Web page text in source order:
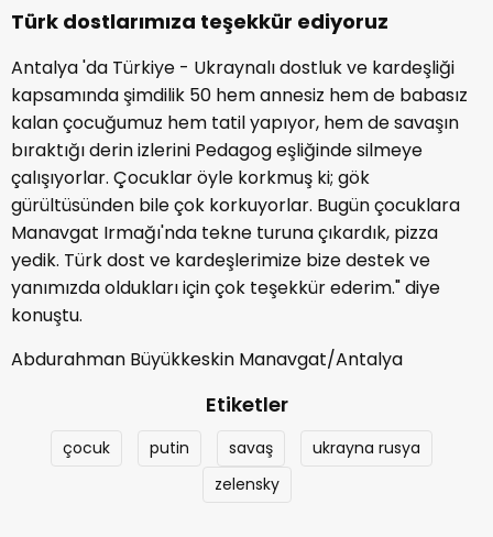
Türk dostlarımıza teşekkür ediyoruz
Antalya 'da Türkiye - Ukraynalı dostluk ve kardeşliği
kapsamında şimdilik 50 hem annesiz hem de babasız
kalan çocuğumuz hem tatil yapıyor, hem de savaşın
bıraktığı derin izlerini Pedagog eşliğinde silmeye
çalışıyorlar. Çocuklar öyle korkmuş ki; gök
gürültüsünden bile çok korkuyorlar. Bugün çocuklara
Manavgat Irmağı'nda tekne turuna çıkardık, pizza
yedik. Türk dost ve kardeşlerimize bize destek ve
yanımızda oldukları için çok teşekkür ederim." diye
konuştu.
Abdurahman Büyükkeskin Manavgat/Antalya
Etiketler
çocuk putin savaş
ukrayna rusya
zelensky